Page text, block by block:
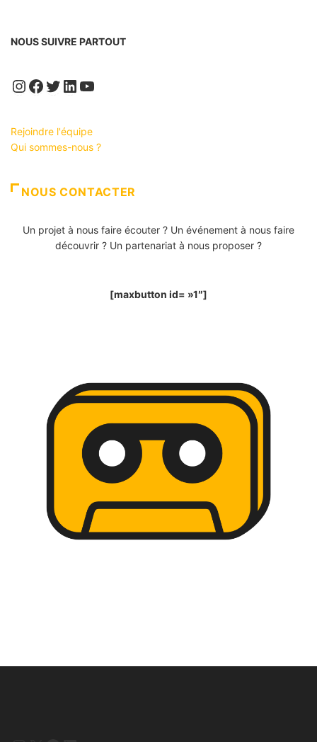
NOUS SUIVRE PARTOUT
Instagram
Facebook
Twitter
LinkedIn
YouTube
Rejoindre l'équipe
Qui sommes-nous ?
NOUS CONTACTER
Un projet à nous faire écouter ? Un événement à nous faire
découvrir ? Un partenariat à nous proposer ?
[maxbutton id= »1″]